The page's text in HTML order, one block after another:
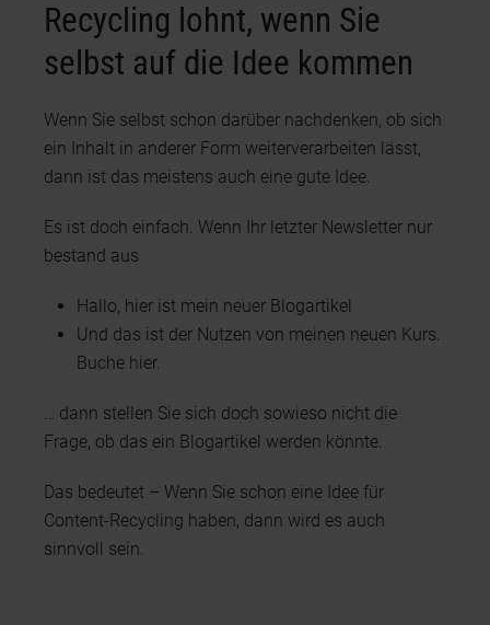
Recycling lohnt, wenn Sie
selbst auf die Idee kommen
Wenn Sie selbst schon darüber nachdenken, ob sich
ein Inhalt in anderer Form weiterverarbeiten lässt,
dann ist das meistens auch eine gute Idee.
Es ist doch einfach. Wenn Ihr letzter Newsletter nur
bestand aus
Hallo, hier ist mein neuer Blogartikel
Und das ist der Nutzen von meinen neuen Kurs.
Buche hier.
… dann stellen Sie sich doch sowieso nicht die
Frage, ob das ein Blogartikel werden könnte.
Das bedeutet – Wenn Sie schon eine Idee für
Content-Recycling haben, dann wird es auch
sinnvoll sein.